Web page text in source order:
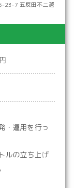
23-7 五反田不二越
・運用を行っ
ルの立ち上げ